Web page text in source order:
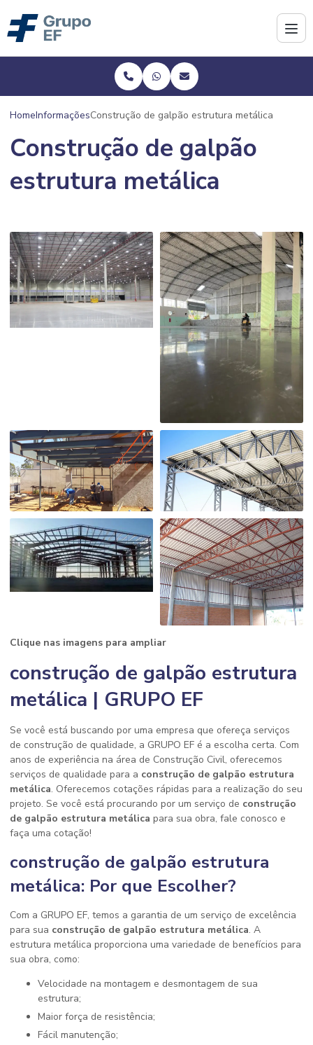
HomeInformaçõesConstrução de galpão estrutura metálica
Construção de galpão
estrutura metálica
Clique nas imagens para ampliar
construção de galpão estrutura
metálica | GRUPO EF
Se você está buscando por uma empresa que ofereça serviços
de construção de qualidade, a GRUPO EF é a escolha certa. Com
anos de experiência na área de Construção Civil, oferecemos
serviços de qualidade para a construção de galpão estrutura
metálica. Oferecemos cotações rápidas para a realização do seu
projeto. Se você está procurando por um serviço de construção
de galpão estrutura metálica para sua obra, fale conosco e
faça uma cotação!
construção de galpão estrutura
metálica: Por que Escolher?
Com a GRUPO EF, temos a garantia de um serviço de excelência
para sua construção de galpão estrutura metálica. A
estrutura metálica proporciona uma variedade de benefícios para
sua obra, como:
Velocidade na montagem e desmontagem de sua
estrutura;
Maior força de resistência;
Fácil manutenção;